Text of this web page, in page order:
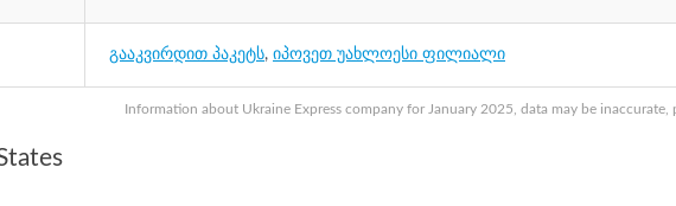
Information about Ukraine Express company for January 2025, data may be inaccurate,
გააკვირდით პაკეტს, იპოვეთ უახლოესი ფილიალი